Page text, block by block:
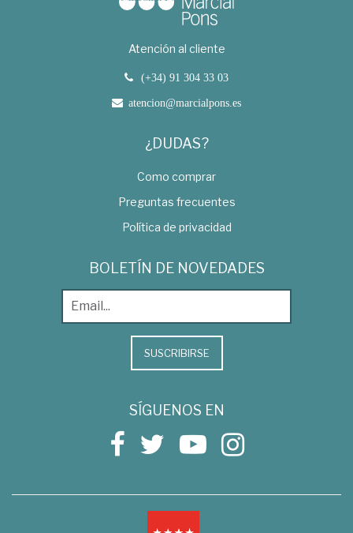
Atención al cliente
(+34) 91 304 33 03
atencion@marcialpons.es
¿DUDAS?
Como comprar
Preguntas frecuentes
Política de privacidad
BOLETÍN DE NOVEDADES
SUSCRIBIRSE
SÍGUENOS EN